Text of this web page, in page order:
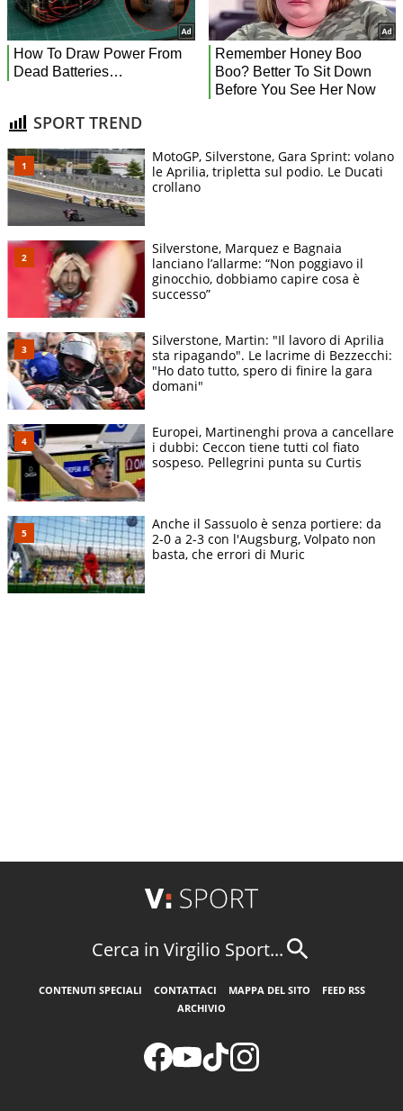
SPORT TREND
MotoGP, Silverstone, Gara Sprint: volano
le Aprilia, tripletta sul podio. Le Ducati
crollano
Silverstone, Marquez e Bagnaia
lanciano l’allarme: “Non poggiavo il
ginocchio, dobbiamo capire cosa è
successo”
Silverstone, Martin: "Il lavoro di Aprilia
sta ripagando". Le lacrime di Bezzecchi:
"Ho dato tutto, spero di finire la gara
domani"
Europei, Martinenghi prova a cancellare
i dubbi: Ceccon tiene tutti col fiato
sospeso. Pellegrini punta su Curtis
Anche il Sassuolo è senza portiere: da
2-0 a 2-3 con l'Augsburg, Volpato non
basta, che errori di Muric
Cerca in Virgilio Sport...
CONTENUTI SPECIALI CONTATTACI MAPPA DEL SITO
FEED RSS
ARCHIVIO